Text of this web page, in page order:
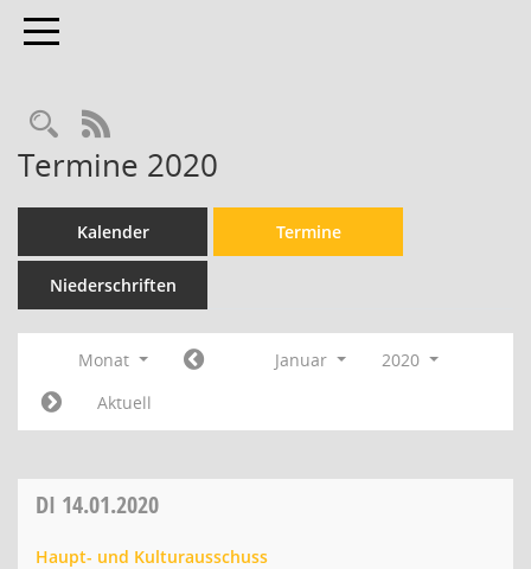
Toggle navigation
Rechercheauswahl
RSS-Feed
Termine 2020
Kalender Termine
Niederschriften
Monat Januar
2020
Aktuell
DI 14.01.2020
Haupt- und Kulturausschuss